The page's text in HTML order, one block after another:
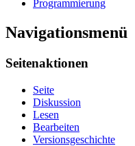
Programmierung
Navigationsmenü
Seitenaktionen
Seite
Diskussion
Lesen
Bearbeiten
Versionsgeschichte